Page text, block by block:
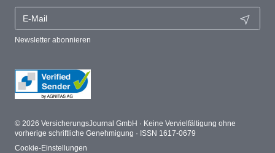
Newsletter abonnieren
© 2026 VersicherungsJournal GmbH · Keine Vervielfältigung ohne
vorherige schriftliche Genehmigung · ISSN 1617-0679
Cookie-Einstellungen